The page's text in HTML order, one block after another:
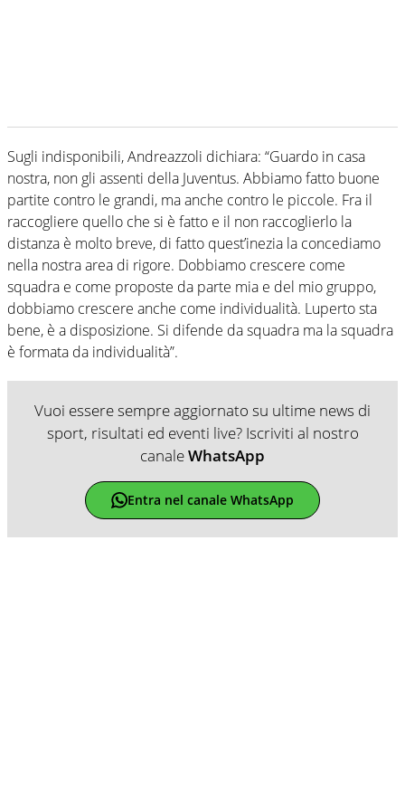
Sugli indisponibili, Andreazzoli dichiara: “Guardo in casa
nostra, non gli assenti della Juventus. Abbiamo fatto buone
partite contro le grandi, ma anche contro le piccole. Fra il
raccogliere quello che si è fatto e il non raccoglierlo la
distanza è molto breve, di fatto quest’inezia la concediamo
nella nostra area di rigore. Dobbiamo crescere come
squadra e come proposte da parte mia e del mio gruppo,
dobbiamo crescere anche come individualità. Luperto sta
bene, è a disposizione. Si difende da squadra ma la squadra
è formata da individualità”.
Vuoi essere sempre aggiornato su ultime news di
sport, risultati ed eventi live? Iscriviti al nostro
canaleWhatsApp
Entra nel canale WhatsApp